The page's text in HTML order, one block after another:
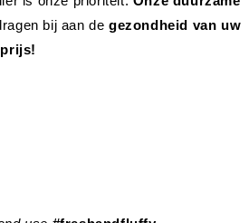
bij aan de gezondheid van uw